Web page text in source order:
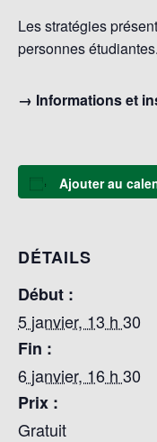
Les stratégies
personnes étudiantes.
→ Informations et
Ajouter au
DÉTAILS
Début :
5 janvier, 13 h 30
Fin :
6 janvier, 16 h 30
Prix :
Gratuit